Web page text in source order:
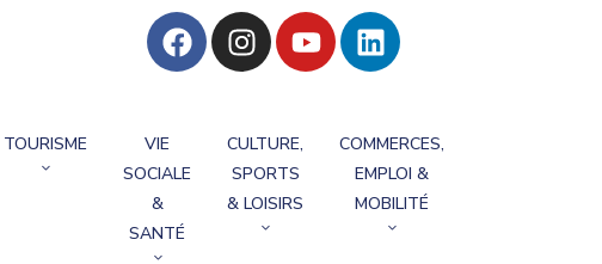
TOURISME
VIE
SOCIALE
&
SANTÉ
CULTURE,
SPORTS
& LOISIRS
COMMERCES,
EMPLOI &
MOBILITÉ